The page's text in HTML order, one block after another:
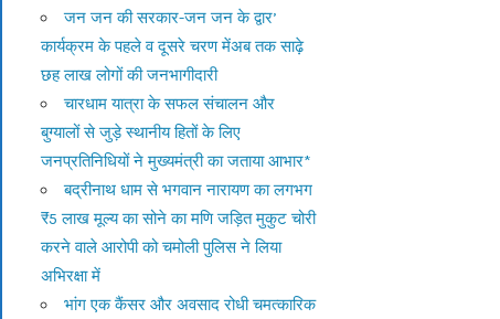
जन जन की सरकार-जन जन के द्वार’
कार्यक्रम के पहले व दूसरे चरण मेंअब तक साढ़े
छह लाख लोगों की जनभागीदारी
चारधाम यात्रा के सफल संचालन और
बुग्यालों से जुड़े स्थानीय हितों के लिए
जनप्रतिनिधियों ने मुख्यमंत्री का जताया आभार*
बद्रीनाथ धाम से भगवान नारायण का लगभग
₹5 लाख मूल्य का सोने का मणि जड़ित मुकुट चोरी
करने वाले आरोपी को चमोली पुलिस ने लिया
अभिरक्षा में
भांग एक कैंसर और अवसाद रोधी चमत्कारिक